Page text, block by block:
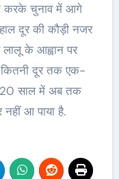
करके चुनाव में आगे
दूर की कौड़ी नजर
के आह्वान पर
दूर तक एक-
20 साल में अब तक
आ पाया है.